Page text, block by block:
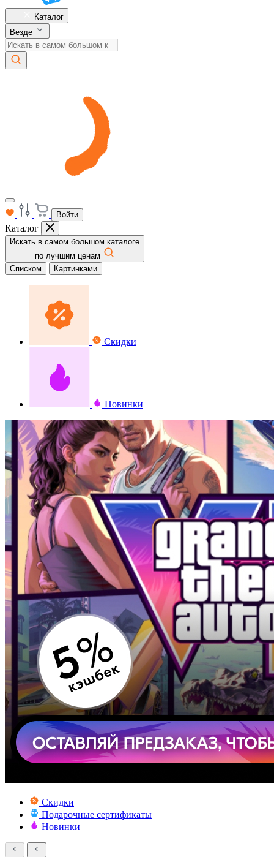
Каталог
Везде
Войти
Каталог
Искать в самом большом каталоге
по лучшим ценам
Списком
Картинками
Скидки
Новинки
Скидки
Подарочные сертификаты
Новинки